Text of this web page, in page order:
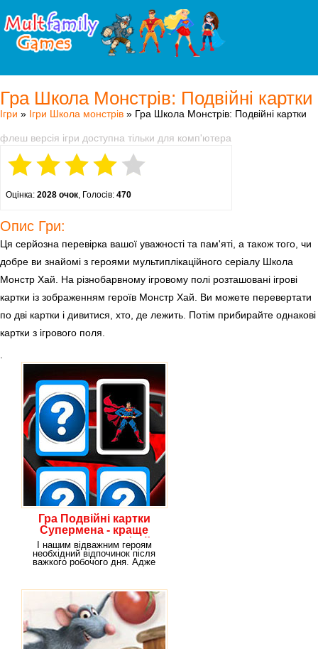
Гра Школа Монстрів: Подвійні картки
Ігри » Ігри Школа монстрів » Гра Школа Монстрів: Подвійні картки
флеш версія ігри доступна тільки для комп'ютера
Оцінка: 2028 очок, Голосів: 470
Опис Гри:
Ця серйозна перевірка вашої уважності та пам'яті, а також того, чи
добре ви знайомі з героями мультиплікаційного серіалу Школа
Монстр Хай. На різнобарвному ігровому полі розташовані ігрові
картки із зображенням героїв Монстр Хай. Ви можете перевертати
по дві картки і дивитися, хто, де лежить. Потім прибирайте однакові
картки з ігрового поля.
Гра Подвійні картки
Супермена - краще
тренування пам'яті!
І нашим відважним героям
необхідний відпочинок після
важкого робочого дня. Адже